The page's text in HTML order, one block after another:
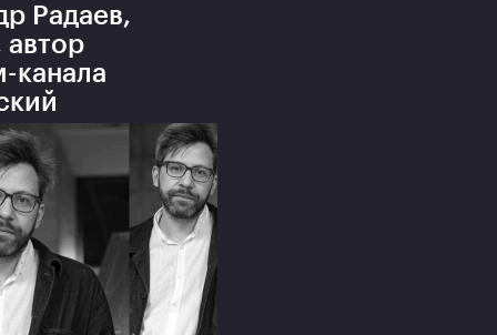
Радаев,
автор
канала